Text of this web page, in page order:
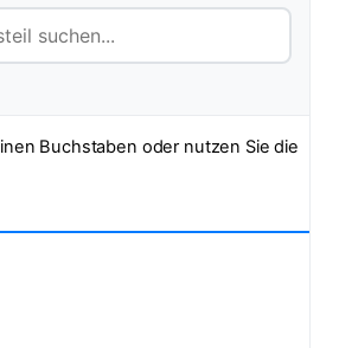
Buchstaben oder nutzen Sie die